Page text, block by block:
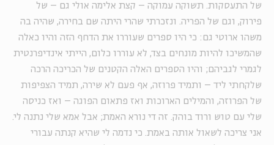
של התעסקות. תשוקה עמוקה – קצת אלימה אולי גם – של
פירוק, וגם של הפריה. ונזכרתי שהרי היתה שם בחירה, שהיה בה
משהו ארוטי גם: כי היו ספרים שעוררו את הדחף הזה והיו כאלה
שהמשיכו להיות מונחים בצד, לא עוררו כלום, הייתי אינדיפרנטית
לגמרי לגביהם; והיו הספרים האלה הקטנים של הכריכה הרכה
שלקחתי ליד – ותמיד פרוזה, אף פעם לא שירה, תמיד הצפיפות
של הפרוזה, והמילים הארוכות ואז פתאום הפוגה – ואז כניסה
שלי עם טוש ורוד בוהק. זה די נורא האמת; אבל אמא שלי נתנה לי.
אני צריכה לשאול אותה באמת. כי נדמה לי שהיא קנתה עבורי